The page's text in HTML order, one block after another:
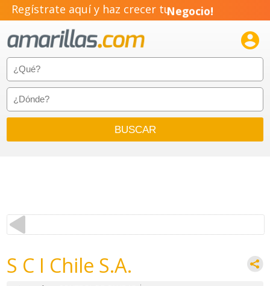
Regístrate aquí y haz crecer tu
Negocio!

S C I Chile S.A.